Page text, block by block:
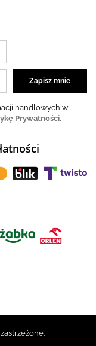
handlowych w
Prywatności.